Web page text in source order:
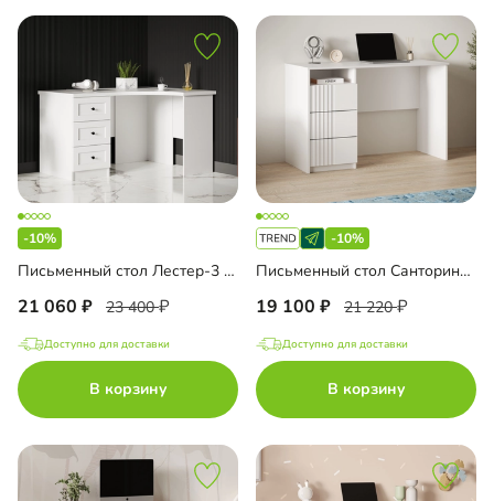
-10%
Письменный стол Лестер-3 угловой
21 060 23 400
Доступно для доставки
В корзину
-10%
Письменный стол Санторини Лайф
19 100 21 220
Доступно для доставки
В корзину